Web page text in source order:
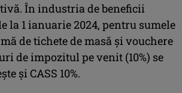
În industria de beneficii
la 1 ianuarie 2024, pentru sumele
de tichete de masă și vouchere
de impozitul pe venit (10%) se
și CASS 10%.